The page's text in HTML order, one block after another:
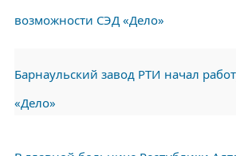
возможности СЭД «Дело»
Барнаульский завод РТИ начал
«Дело»